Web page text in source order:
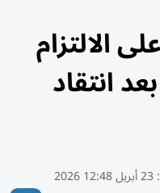
الالتزام
انتقاد
23 أبريل 12:48 2026